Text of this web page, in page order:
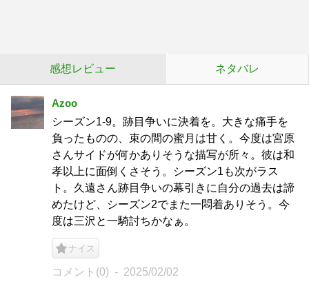
感想レビュー ネタバレ
Azoo
シーズン1-9。跡目争いに決着を。大きな痛手を
負ったものの、束の間の蜜月は甘く。今度は宮原
さんサイドが何かありそうな描写が所々。彼は和
孝以上に面倒くさそう。シーズン1も次がラス
ト。久遠さん跡目争いの幕引きに自分の過去は諦
めたけど、シーズン2でまた一悶着ありそう。今
度は三沢と一騎討ちかなぁ。
ナイス
コメント(0) 2025/02/02